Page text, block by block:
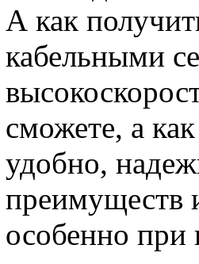
А как
кабельными
сможете, а
удобно,
преимуществ
особенно при